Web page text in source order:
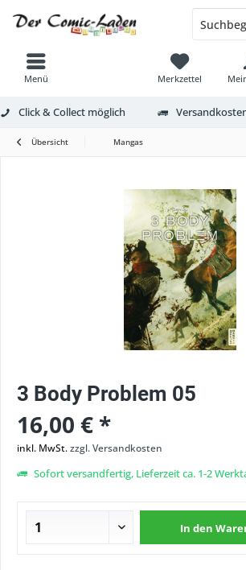
Menü Merkzettel
Click & Collect möglich
Übersicht Mangas
3 Body Problem 05
16,00 € *
inkl. MwSt.zzgl. Versandkosten
Sofort versandfertig, Lieferzeit ca. 1-2
In den